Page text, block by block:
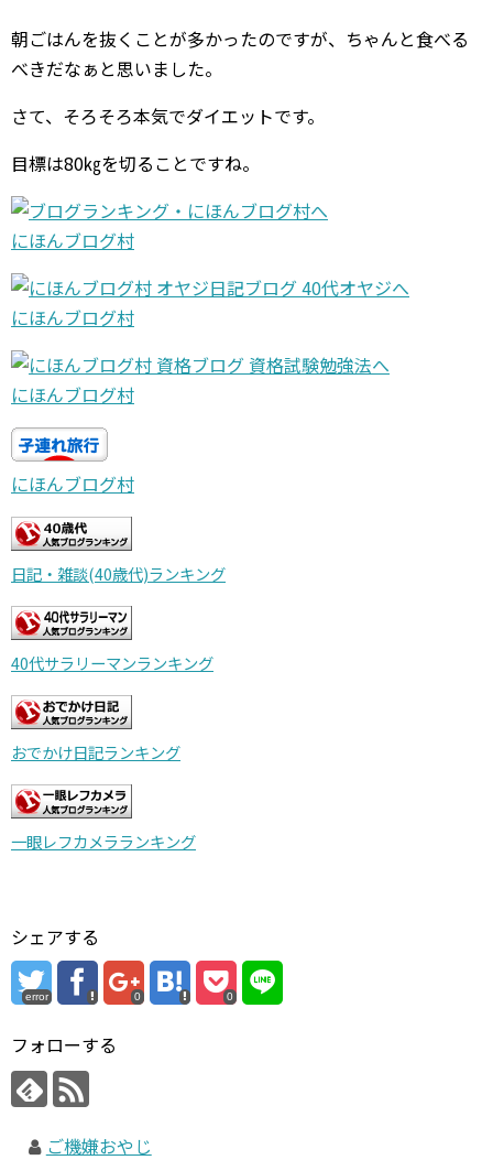
朝ごはんを抜くことが多かったのですが、ちゃんと食べる
べきだなぁと思いました。
さて、そろそろ本気でダイエットです。
目標は80㎏を切ることですね。
にほんブログ村
にほんブログ村
にほんブログ村
にほんブログ村
日記・雑談(40歳代)ランキング
40代サラリーマンランキング
おでかけ日記ランキング
一眼レフカメラランキング
シェアする
error 0 0
フォローする
ご機嫌おやじ